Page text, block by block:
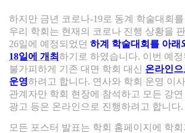
하지만 금년 코로나-19로 동계 학술대회
우리 학회는 현재의 코로나 진행 상황을
26일에 예정되었던 하계 학술대회를 아래
18일에 개최하기로 하였습니다. 이번 예
불가피하게 기존 대면 학회 대신 온라인으
운영하려고 합니다. 연사와 학회 운영 이
관계자만 학회 현장에 참석하고 모든 강연
광고 등은 온라인으로 진행하려고 합니다.
모든 포스터 발표는 학회 홈페이지에 학